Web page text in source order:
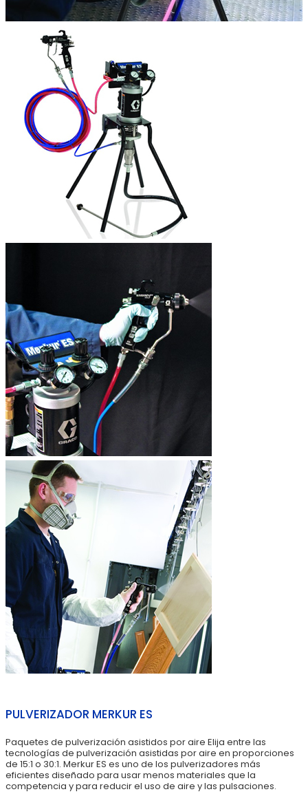
PULVERIZADOR MERKUR ES
Paquetes de pulverización asistidos por aire Elija entre las
tecnologías de pulverización asistidas por aire en proporciones
de 15:1 o 30:1. Merkur ES es uno de los pulverizadores más
eficientes diseñado para usar menos materiales que la
competencia y para reducir el uso de aire y las pulsaciones.